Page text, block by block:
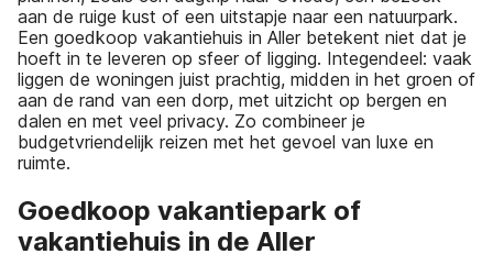
aan de ruige kust of een uitstapje naar een natuurpark.
Een goedkoop vakantiehuis in Aller betekent niet dat je
hoeft in te leveren op sfeer of ligging. Integendeel: vaak
liggen de woningen juist prachtig, midden in het groen of
aan de rand van een dorp, met uitzicht op bergen en
dalen en met veel privacy. Zo combineer je
budgetvriendelijk reizen met het gevoel van luxe en
ruimte.
Goedkoop vakantiepark of
vakantiehuis in de Aller